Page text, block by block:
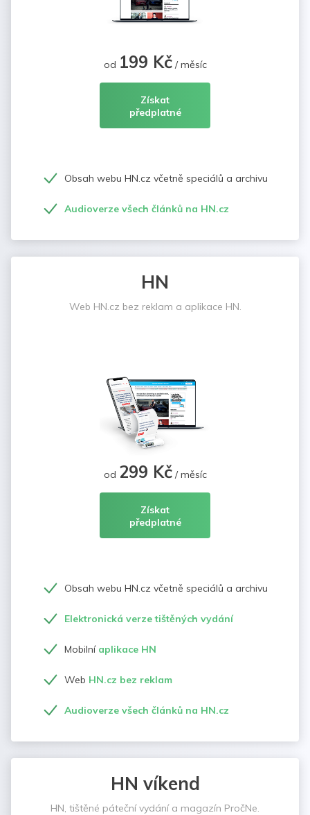
od 199 Kč/ měsíc
Získat
předplatné
Obsah webu HN.cz včetně speciálů a archivu
Audioverze všech článků na HN.cz
HN
Web HN.cz bez reklam a aplikace HN.
od 299 Kč/ měsíc
Získat
předplatné
Obsah webu HN.cz včetně speciálů a archivu
Elektronická verze tištěných vydání
Mobilní aplikace HN
Web HN.cz bez reklam
Audioverze všech článků na HN.cz
HN víkend
HN, tištěné páteční vydání a magazín PročNe.